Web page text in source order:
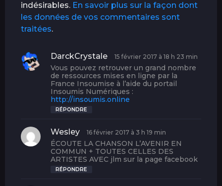
indésirables. En savoir plus sur la façon dont
les données de vos commentaires sont
traitées.
DarckCrystale
i
t
:
15 février 2017 à 18 h 23 min
Vous pouvez retrouver un grand nombre
de ressources mises en ligne par la
France Insoumise à l’aide du portail
Insoumis Numériques :
http://insoumis.online
RÉPONDRE
Wesley
i
t
:
16 février 2017 à 3 h 19 min
ÉCOUTE LA CHANSON L’AVENIR EN
COMMUN + TOUTES CELLES DES
ARTISTES AVEC jlm sur la page facebook
RÉPONDRE